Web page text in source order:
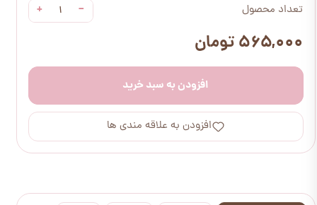
تعداد محصول −
+
۵۶۵,۰۰۰ تومان
افزودن به سبد خرید
افزودن به علاقه مندی ها